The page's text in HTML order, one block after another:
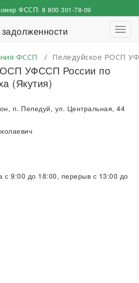
ФССП: 8 800 301-78-09
ФССП / Пеледуйское РОСП
УФССП России по
(Якутия)
п. Пеледуй, ул. Центральная, 44
с 9:00 до 18:00, перерыв с 13:00 до